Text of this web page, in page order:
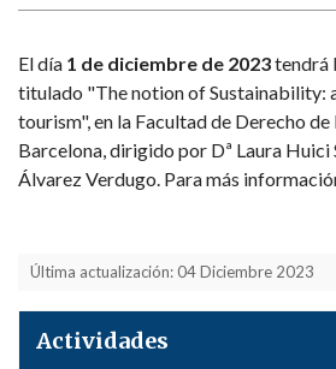
El día 1 de diciembre de 2023tendrá
titulado "The notion of Sustainability:
tourism", en la Facultad de Derecho
Barcelona, dirigido por Dª Laura Huici
Álvarez Verdugo. Para más
Última actualización: 04 Diciembre 2023
Actividades